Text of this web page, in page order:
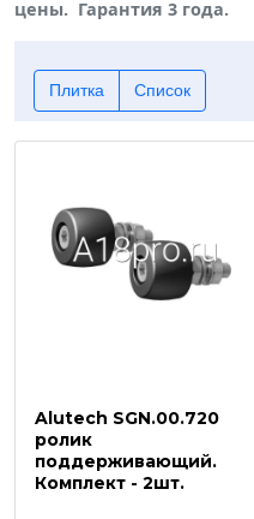
цены. Гарантия 3 года.
Плитка Список
Alutech SGN.00.720
ролик
поддерживающий.
Комплект - 2шт.